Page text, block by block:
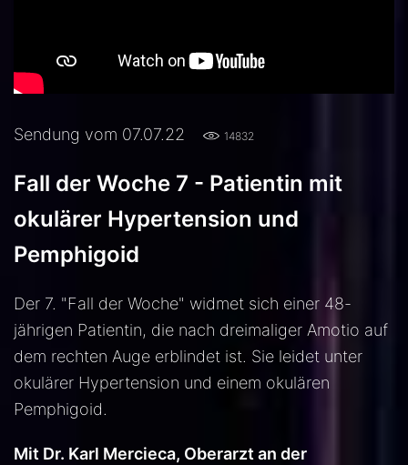
Sendung vom 07.07.22 14832
Fall der Woche 7 - Patientin mit
okulärer Hypertension und
Pemphigoid
Der 7. "Fall der Woche" widmet sich einer 48-
jährigen Patientin, die nach dreimaliger Amotio auf
dem rechten Auge erblindet ist. Sie leidet unter
okulärer Hypertension und einem okulären
Pemphigoid.
Mit Dr. Karl Mercieca, Oberarzt an der